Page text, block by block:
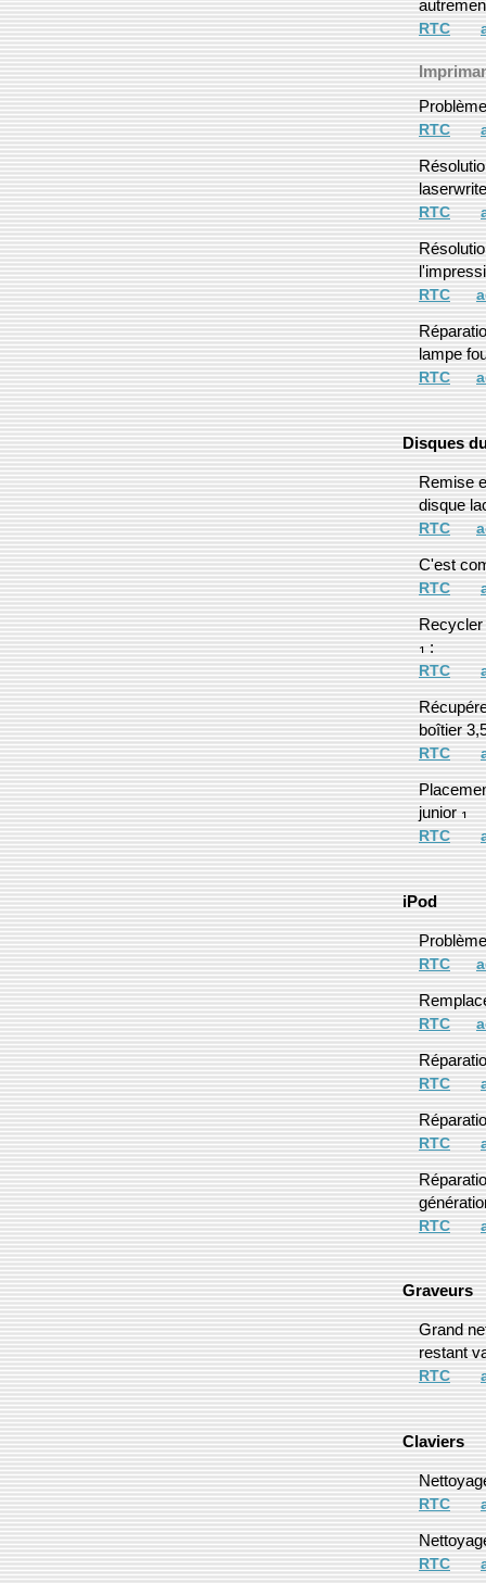
RTC
RTC
RTC
RTC
lampe
RTC
Disques
Remise
disque
RTC
C'est
RTC
Recycler
:
RTC
boîtier
RTC
junior
RTC
iPod
RTC
RTC
RTC
RTC
RTC
Graveurs
Grand
restant
RTC
Claviers
RTC
RTC